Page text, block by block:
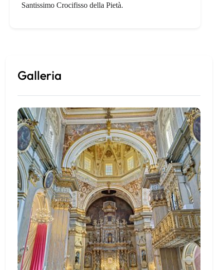
Santissimo Crocifisso della Pietà.
Galleria